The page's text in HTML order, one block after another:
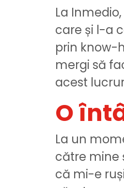
La
care și l-a
prin know-
mergi să
acest
O
La un
către mine
că mi-e